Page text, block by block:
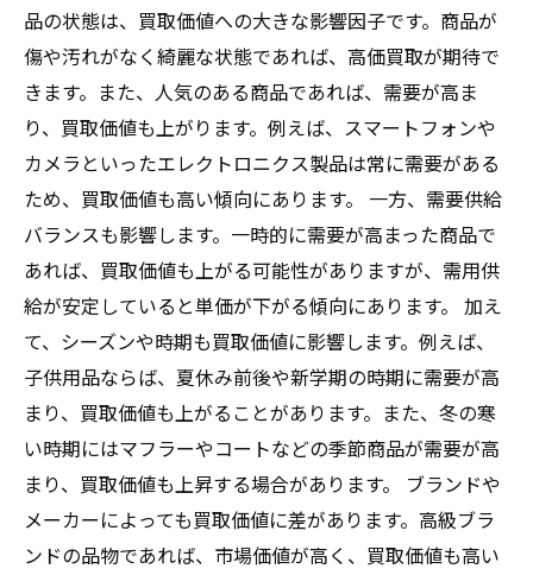
品の状態は、買取価値への大きな影響因子です。商品が
傷や汚れがなく綺麗な状態であれば、高価買取が期待で
きます。また、人気のある商品であれば、需要が高ま
り、買取価値も上がります。例えば、スマートフォンや
カメラといったエレクトロニクス製品は常に需要がある
ため、買取価値も高い傾向にあります。 一方、需要供給
バランスも影響します。一時的に需要が高まった商品で
あれば、買取価値も上がる可能性がありますが、需用供
給が安定していると単価が下がる傾向にあります。 加え
て、シーズンや時期も買取価値に影響します。例えば、
子供用品ならば、夏休み前後や新学期の時期に需要が高
まり、買取価値も上がることがあります。また、冬の寒
い時期にはマフラーやコートなどの季節商品が需要が高
まり、買取価値も上昇する場合があります。 ブランドや
メーカーによっても買取価値に差があります。高級ブラ
ンドの品物であれば、市場価値が高く、買取価値も高い